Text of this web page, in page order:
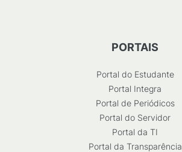
PORTAIS
Portal do Estudante
Portal Integra
Portal de Periódicos
Portal do Servidor
Portal da TI
Portal da Transparência